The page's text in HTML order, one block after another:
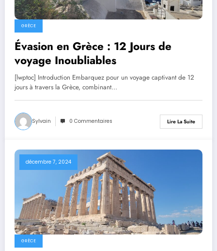
GRÈCE
Évasion en Grèce : 12 Jours de
voyage Inoubliables
[lwptoc] Introduction Embarquez pour un voyage captivant de 12
jours à travers la Grèce, combinant…
Sylvain 0 Commentaires Lire La Suite
décembre 7, 2024
GRÈCE